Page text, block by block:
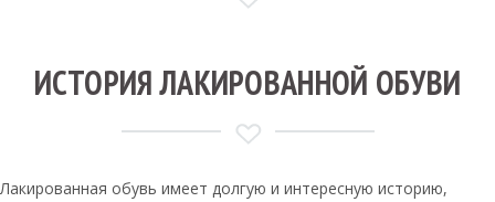
ИСТОРИЯ ЛАКИРОВАННОЙ ОБУВИ
Лакированная обувь имеет долгую и интересную историю,